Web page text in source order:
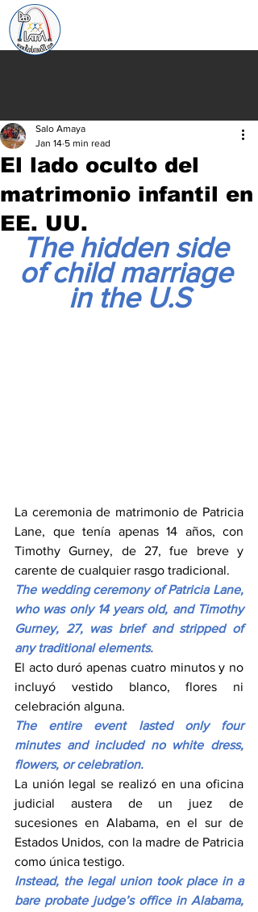
El lado oculto del
matrimonio infantil en
EE. UU.
Salo Amaya
Jan 14 5 min read
The hidden side
of child marriage
in the U.S
La ceremonia de matrimonio de Patricia
Lane, que tenía apenas 14 años, con
Timothy Gurney, de 27, fue breve y
carente de cualquier rasgo tradicional.
The wedding ceremony of Patricia Lane,
who was only 14 years old, and Timothy
Gurney, 27, was brief and stripped of
any traditional elements.
El acto duró apenas cuatro minutos y no
incluyó vestido blanco, flores ni
celebración alguna.
The entire event lasted only four
minutes and included no white dress,
flowers, or celebration.
La unión legal se realizó en una oficina
judicial austera de un juez de
sucesiones en Alabama, en el sur de
Estados Unidos, con la madre de Patricia
como única testigo.
Instead, the legal union took place in a
bare probate judge’s office in Alabama,